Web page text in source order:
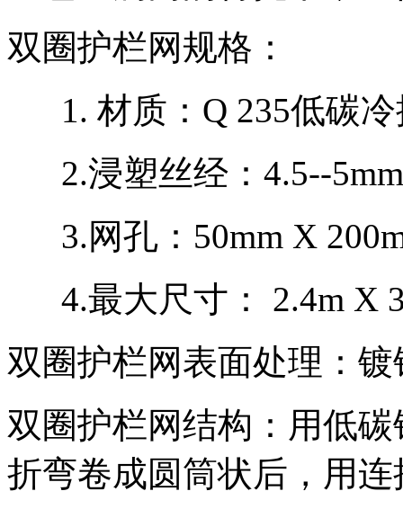
双圈护栏网规格：
1. 材质：Q 235低
2.浸塑丝经：4.5--
3.网孔：50mm X
4.最大尺寸：
双圈护栏网表面处理
双圈护栏网结构：用低
折弯卷成圆筒状后，用